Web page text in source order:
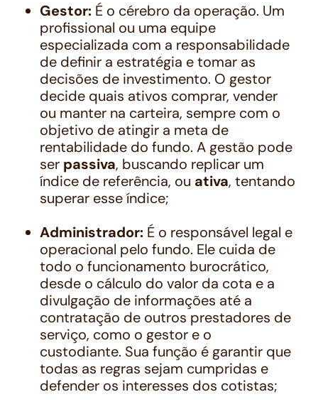
Gestor: É o cérebro da operação. Um
profissional ou uma equipe
especializada com a responsabilidade
de definir a estratégia e tomar as
decisões de investimento. O gestor
decide quais ativos comprar, vender
ou manter na carteira, sempre com o
objetivo de atingir a meta de
rentabilidade do fundo. A gestão pode
ser passiva, buscando replicar um
índice de referência, ou ativa, tentando
superar esse índice;
Administrador: É o responsável legal e
operacional pelo fundo. Ele cuida de
todo o funcionamento burocrático,
desde o cálculo do valor da cota e a
divulgação de informações até a
contratação de outros prestadores de
serviço, como o gestor e o
custodiante. Sua função é garantir que
todas as regras sejam cumpridas e
defender os interesses dos cotistas;